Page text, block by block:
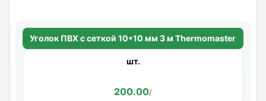
Уголок ПВХ с сеткой 10*10 мм 3 м Thermomaster
шт.
200.00/